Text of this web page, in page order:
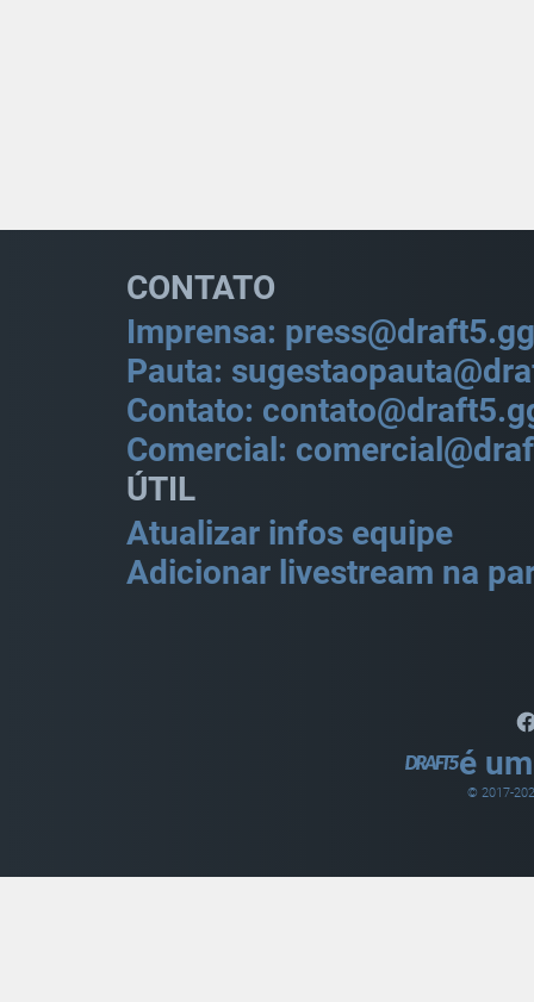
CONTATO
Imprensa: press@draft5.gg
Pauta:
Contato:
Comercial:
ÚTIL
Atualizar infos equipe
Adicionar livestream na
é
© 2017-